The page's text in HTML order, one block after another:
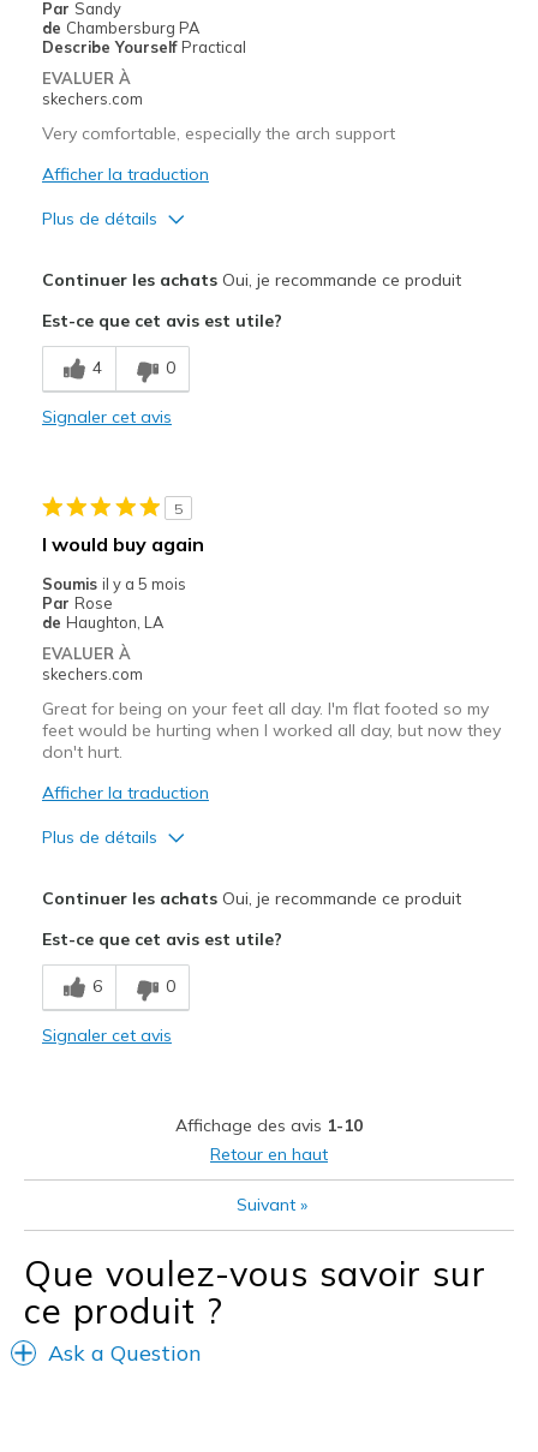
Sizing
View On Shoes
Shoes are for Wearing
Par Sandy
de Chambersburg PA
Describe Yourself Practical
EVALUER À
skechers.com
Very comfortable, especially the arch support
Afficher la traduction
Plus de détails
Breathe Well
Comfortable
Casual Wear
Width
Sizing
View On Shoes
Continuer les achatsOui, je recommande ce produit
Est-ce que cet avis est utile?
4 0
Signaler cet avis
5
I would buy again
Soumis il y a 5 mois
Par Rose
de Haughton, LA
EVALUER À
skechers.com
Great for being on your feet all day. I'm flat footed so my
feet would be hurting when I worked all day, but now they
don't hurt.
Afficher la traduction
Plus de détails
View On Shoes
Shoes are for Wearing
Continuer les achatsOui, je recommande ce produit
Est-ce que cet avis est utile?
6 0
Signaler cet avis
Affichage des avis 1-10
Retour en haut
Suivant »
Que voulez-vous savoir sur
ce produit ?
Ask a Question